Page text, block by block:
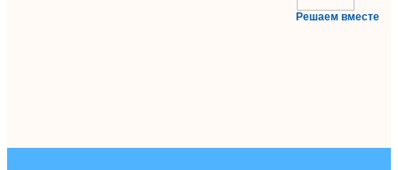
Решаем вместе